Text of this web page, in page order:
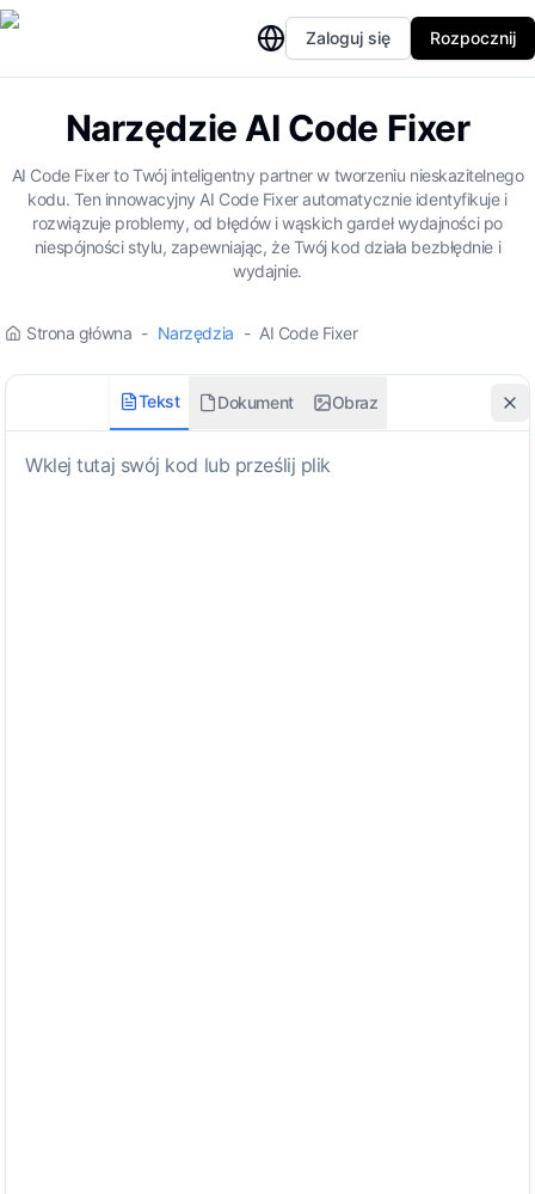
Zaloguj się Rozpocznij
Narzędzie AI Code Fixer
AI Code Fixer to Twój inteligentny partner w tworzeniu nieskazitelnego
kodu. Ten innowacyjny AI Code Fixer automatycznie identyfikuje i
rozwiązuje problemy, od błędów i wąskich gardeł wydajności po
niespójności stylu, zapewniając, że Twój kod działa bezbłędnie i
wydajnie.
Strona główna - Narzędzia - AI Code Fixer
Tekst Dokument Obraz